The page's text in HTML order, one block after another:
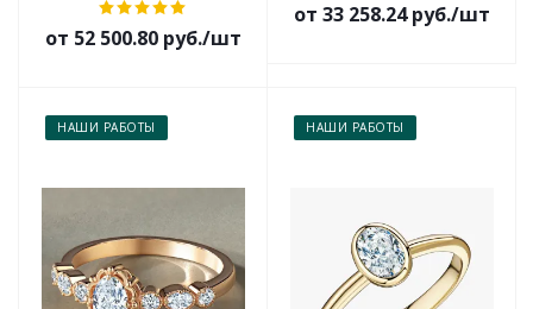
от 52 500.80 руб./шт
от 33 258.24 руб./шт
НАШИ РАБОТЫ НАШИ РАБОТЫ